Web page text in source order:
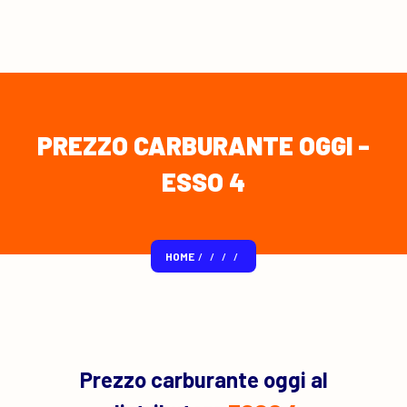
PREZZO CARBURANTE OGGI -
ESSO 4
HOME / / / /
Prezzo carburante oggi al